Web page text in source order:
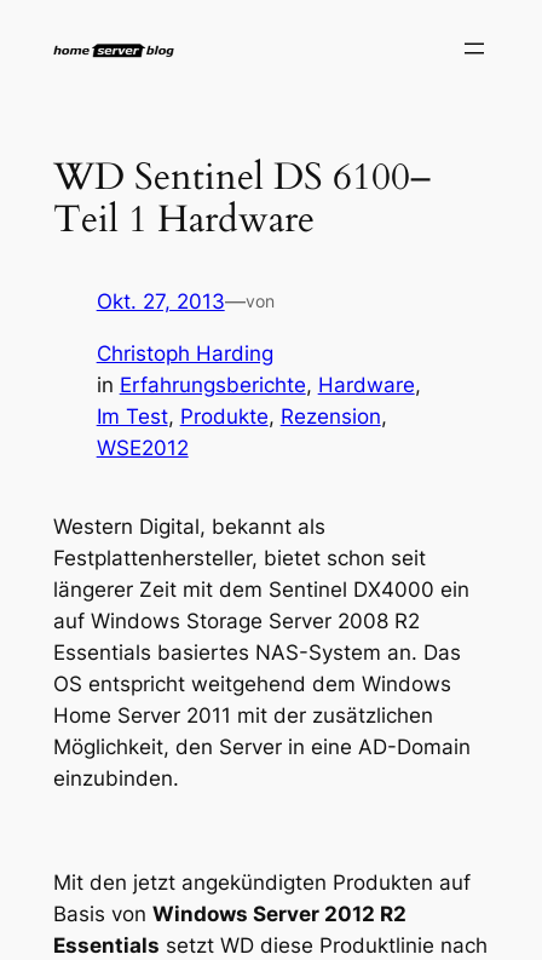
Inhalt
WD Sentinel DS 6100–
Teil 1 Hardware
Okt. 27, 2013—von
Christoph Harding
in Erfahrungsberichte, Hardware
Im Test, Produkte, Rezension
WSE2012
Western Digital, bekannt als
Festplattenhersteller, bietet schon seit
längerer Zeit mit dem Sentinel DX4000 ein
auf Windows Storage Server 2008 R2
Essentials basiertes NAS-System an. Das
OS entspricht weitgehend dem Windows
Home Server 2011 mit der zusätzlichen
Möglichkeit, den Server in eine AD-Domain
einzubinden.
Mit den jetzt angekündigten Produkten auf
Basis von Windows Server 2012 R2
Essentials setzt WD diese Produktlinie nach